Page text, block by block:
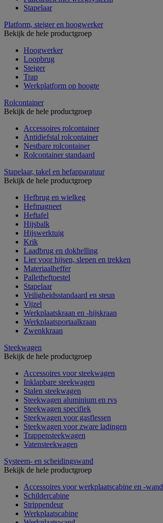
Stapelaar
Platform, steiger en hoogwerker
Bekijk de hele productgroep
Hoogwerker
Loopbrug
Steiger
Trap
Werkplatform op hoogte
Rolcontainer
Bekijk de hele productgroep
Accessoires rolcontainer
Antidiefstal rolcontainer
Nestbare rolcontainer
Rolcontainer standaard
Stapelaar, takel en hefapparatuur
Bekijk de hele productgroep
Hefbrug en wielkeg
Hefmagneet
Heftafel
Hijsbalk
Hijswerktuig
Krik
Laadbrug en dokhelling
Lier voor hijsen, slepen en trekken
Materiaalheffer
Palletheftoestel
Stapelaar
Veiligheidsstandaard en steun
Vijzel
Werkplaatskraan en -hijskraan
Werkplaatsportaalkraan
Zwenkkraan
Steekwagen
Bekijk de hele productgroep
Accessoires voor steekwagen
Inklapbare steekwagen
Stalen steekwagen
Steekwagen aluminium en rvs
Steekwagen specifiek
Steekwagen voor gasflessen
Steekwagen voor zware ladingen
Trappensteekwagen
Vatensteekwagen
Systeem- en scheidingswand
Bekijk de hele productgroep
Accessoires voor werkplaatscabine en -wand
Schildercabine
Strippendeur
Werkplaatscabine